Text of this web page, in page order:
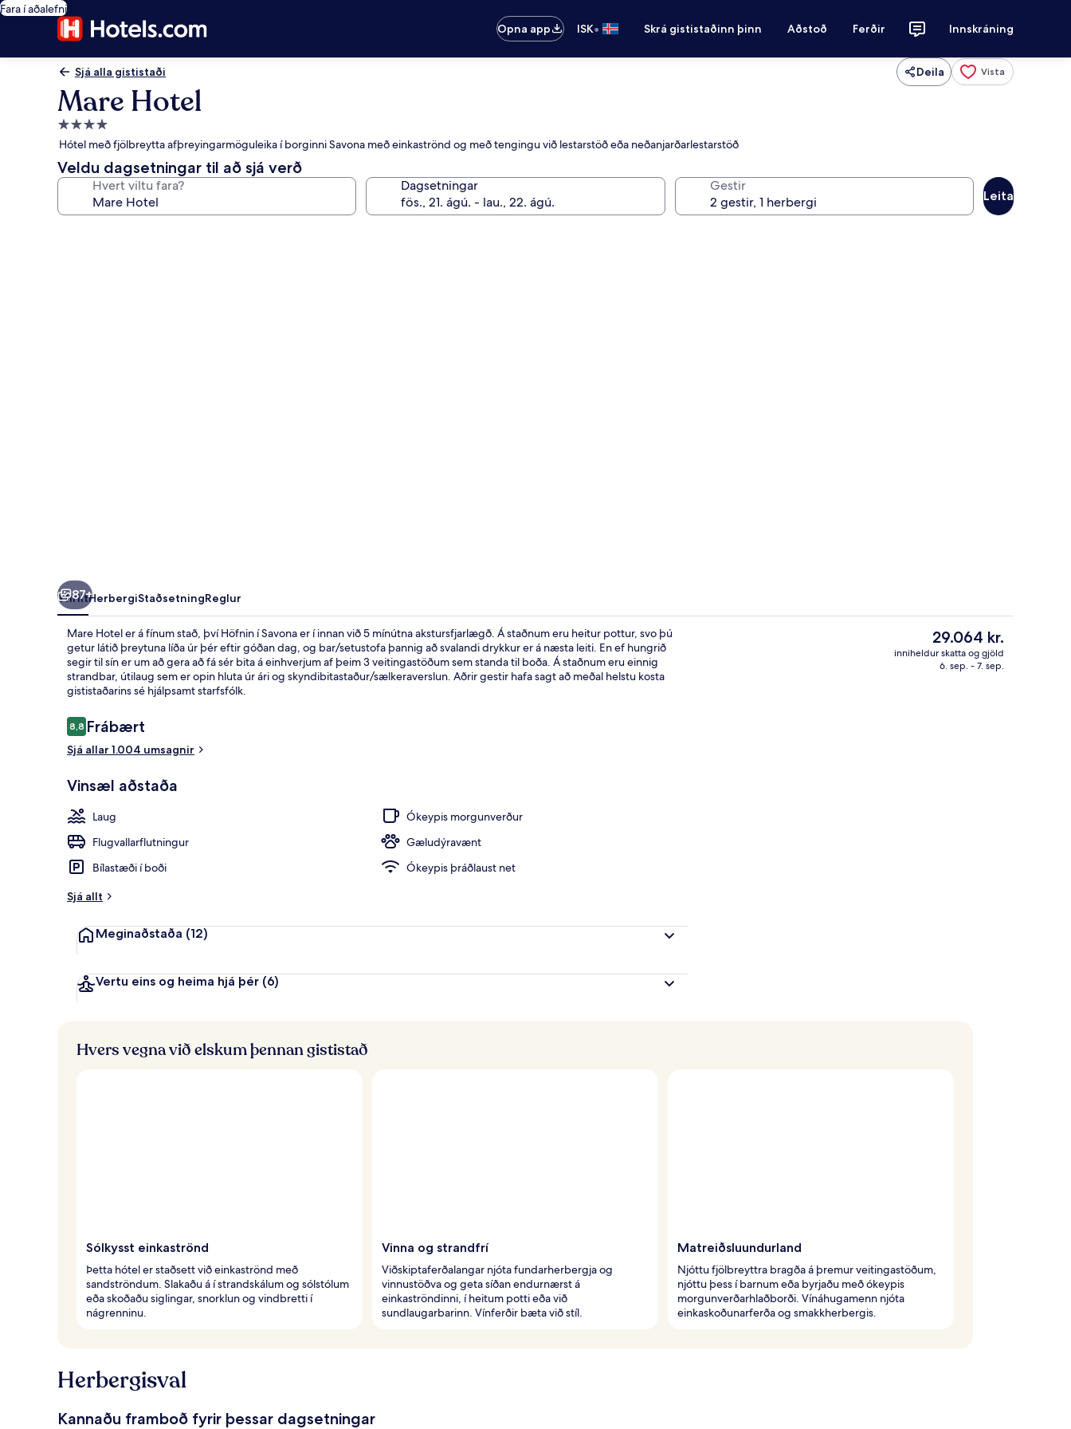
Fara í aðalefni
Opna app
ISK• Skrá gististaðinn þinn Aðstoð Ferðir Innskráning
Sjá alla gististaði Deila Vista
Mare Hotel
4.0
stjörnu
gististaður
Hótel með fjölbreytta afþreyingarmöguleika í borginni Savona með einkaströnd og með tengingu við lestarstöð eða neðanjarðarlestarstöð
Veldu dagsetningar til að sjá verð
Hvert viltu fara? Dagsetningar Gestir
Leita
Framhlið gististaðar Einkaströnd, strandskálar, sólbekkir,
87+
YfirlitHerbergiStaðsetningReglur
Mare Hotel er á fínum stað, því Höfnin í Savona er í innan við 5 mínútna akstursfjarlægð. Á staðnum eru heitur pottur, svo þú
getur látið þreytuna líða úr þér eftir góðan dag, og bar/setustofa þannig að svalandi drykkur er á næsta leiti. En ef hungrið
segir til sín er um að gera að fá sér bita á einhverjum af þeim 3 veitingastöðum sem standa til boða. Á staðnum eru einnig
strandbar, útilaug sem er opin hluta úr ári og skyndibitastaður/sælkeraverslun. Aðrir gestir hafa sagt að meðal helstu kosta
gististaðarins sé hjálpsamt starfsfólk.
Umsagnir
8,88,8 af 10
Frábært
Sjá allar 1.004 umsagnir
Vinsæl aðstaða
Laug
Ókeypis morgunverður
Flugvallarflutningur
Gæludýravænt
Bílastæði í boði
Ókeypis þráðlaust net
Sjá allt
Meginaðstaða (12)
Vertu eins og heima hjá þér (6)
Núverandi
verð
er
29.064 kr.
inniheldur skatta og gjöld
6. sep. - 7. sep.
Hvers vegna við elskum þennan gististað
Sólkysst einkaströnd
Þetta hótel er staðsett við einkaströnd með
sandströndum. Slakaðu á í strandskálum og sólstólum
eða skoðaðu siglingar, snorklun og vindbretti í
nágrenninu.
Vinna og strandfrí
Viðskiptaferðalangar njóta fundarherbergja og
vinnustöðva og geta síðan endurnærst á
einkaströndinni, í heitum potti eða við
sundlaugarbarinn. Vínferðir bæta við stíl.
Matreiðsluundurland
Njóttu fjölbreyttra bragða á þremur veitingastöðum,
njóttu þess í barnum eða byrjaðu með ókeypis
morgunverðarhlaðborði. Vínáhugamenn njóta
einkaskoðunarferða og smakkherbergis.
Herbergisval
Kannaðu framboð fyrir þessar dagsetningar